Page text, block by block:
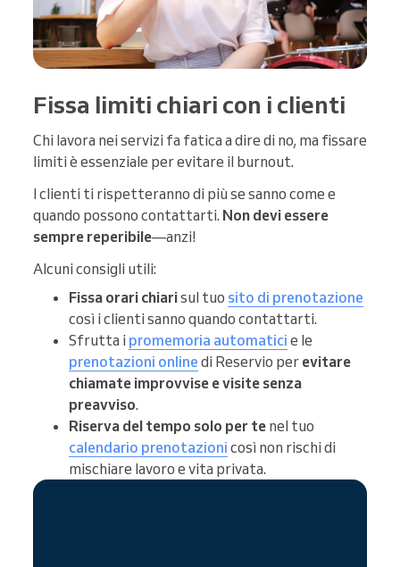
Fissa limiti chiari con i clienti
Chi lavora nei servizi fa fatica a dire di no, ma fissare
limiti è essenziale per evitare il burnout.
I clienti ti rispetteranno di più se sanno come e
quando possono contattarti. Non devi essere
sempre reperibile—anzi!
Alcuni consigli utili:
Fissa orari chiarisul tuo sito di prenotazione
così i clienti sanno quando contattarti.
Sfrutta i promemoria automatici e le
prenotazioni online di Reservio per evitare
chiamate improvvise e visite senza
preavviso.
Riserva del tempo solo per te nel tuo
calendario prenotazioni così non rischi di
mischiare lavoro e vita privata.